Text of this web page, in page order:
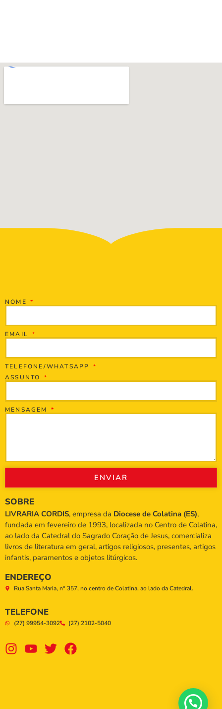
NOME
EMAIL
TELEFONE/WHATSAPP
ASSUNTO
MENSAGEM
ENVIAR
SOBRE
LIVRARIA CORDIS, empresa da Diocese de Colatina (ES),
fundada em fevereiro de 1993, localizada no Centro de Colatina,
ao lado da Catedral do Sagrado Coração de Jesus, comercializa
livros de literatura em geral, artigos religiosos, presentes, artigos
infantis, paramentos e objetos litúrgicos.
ENDEREÇO
Rua Santa Maria, n° 357, no centro de Colatina, ao lado da Catedral.
TELEFONE
(27) 99954-3092 (27) 2102-5040